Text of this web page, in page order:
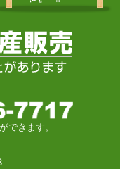
できます。